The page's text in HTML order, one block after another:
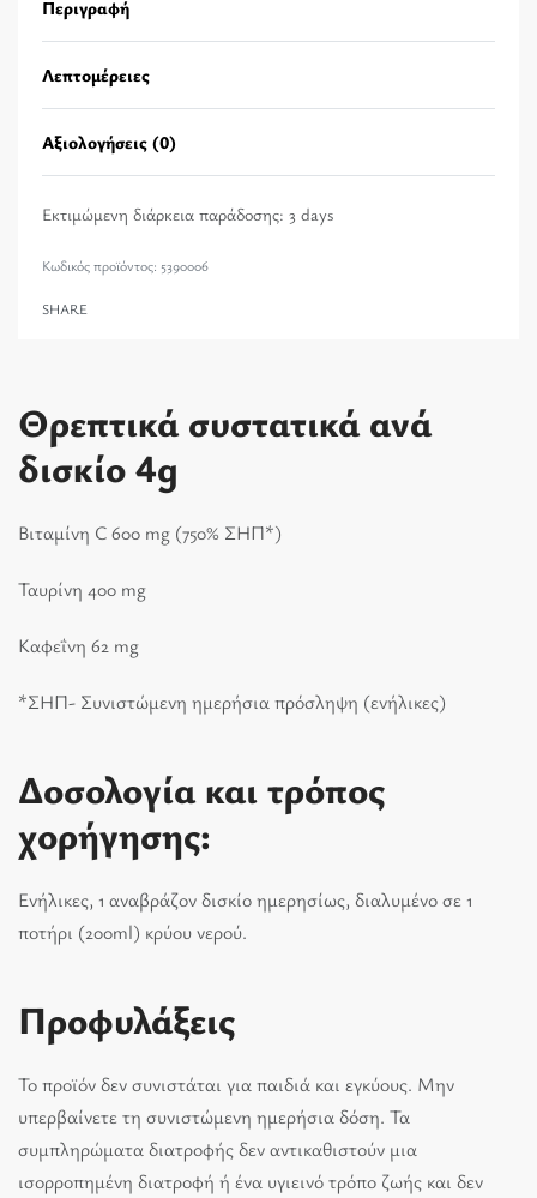
Περιγραφή
Λεπτομέρειες
Αξιολογήσεις (0)
Εκτιμώμενη διάρκεια παράδοσης: 3 days
5390006
SHARE
Θρεπτικά συστατικά ανά
δισκίο 4g
Βιταμίνη C 600 mg (750% ΣΗΠ*)
Ταυρίνη 400 mg
Καφεΐνη 62 mg
*ΣΗΠ- Συνιστώμενη ημερήσια πρόσληψη (ενήλικες)
Δοσολογία και τρόπος
χορήγησης:
Ενήλικες, 1 αναβράζον δισκίο ημερησίως, διαλυμένο σε 1
ποτήρι (200ml) κρύου νερού.
Προφυλάξεις
Το προϊόν δεν συνιστάται για παιδιά και εγκύους. Μην
υπερβαίνετε τη συνιστώμενη ημερήσια δόση. Τα
συμπληρώματα διατροφής δεν αντικαθιστούν μια
ισορροπημένη διατροφή ή ένα υγιεινό τρόπο ζωής και δεν